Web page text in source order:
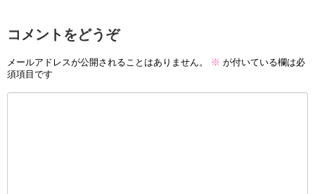
コメントをどうぞ
メールアドレスが公開されることはありません。 ※ が付いている欄は必
須項目です